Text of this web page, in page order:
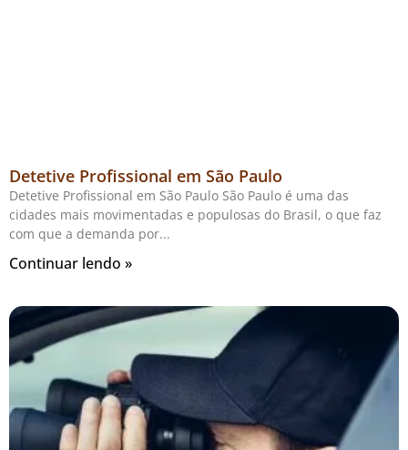
Detetive Profissional em São Paulo
Detetive Profissional em São Paulo São Paulo é uma das
cidades mais movimentadas e populosas do Brasil, o que faz
com que a demanda por
Continuar lendo »